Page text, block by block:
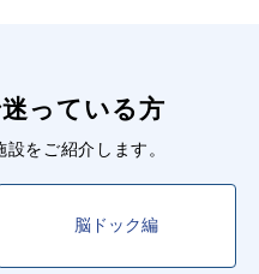
っている方
をご紹介します。
脳ドック編